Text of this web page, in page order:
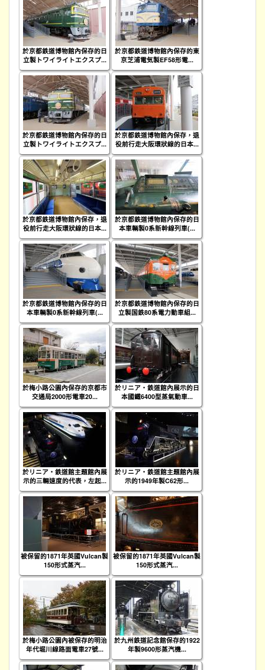
於京都鉄道博物館內保存的日
立製トワイライトエクスプ...
於京都鉄道博物館內保存的東
京芝浦電気製EF58形電...
於京都鉄道博物館內保存的日
立製トワイライトエクスプ...
於京都鉄道博物館內保存，退
役前行走大阪環狀線的日本...
於京都鉄道博物館內保存，退
役前行走大阪環狀線的日本...
於京都鉄道博物館內保存的日
本車輌製0系新幹線列車(...
於京都鉄道博物館內保存的日
本車輌製0系新幹線列車(...
於京都鉄道博物館內保存的日
立製国鉄80系電力動車組...
於梅小路公園內保存的京都市
交通局2000形電車20...
於リニア・鉄道館內展示的日
本國鐵6400型蒸氣動車...
於リニア・鉄道館主題館內展
示的三輛速度的代表，左起...
於リニア・鉄道館主題館內展
示的1949年製C62形...
被保留的1871年英國Vulcan製
150形式蒸汽...
被保留的1871年英國Vulcan製
150形式蒸汽...
於梅小路公園內被保存的明治
年代堀川線路面電車27號...
於九州鉄道記念館保存的1922
年製9600形蒸汽機...